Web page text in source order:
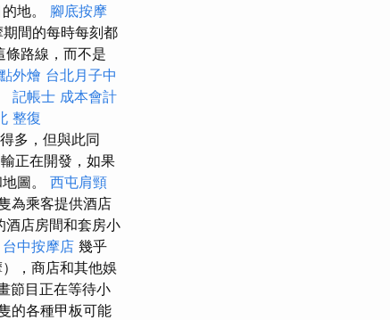
地。 腳底按摩
間的每時每刻都
條路線，而不是
外燴 台北月子中
記帳士 成本會計
整復
多，但與此同
正在開發，如果
圖。 西屯肩頸
為乘客提供酒店
酒店房間和套房小
台中按摩店 幾乎
，商店和其他娛
節目正在等待小
的各種甲板可能